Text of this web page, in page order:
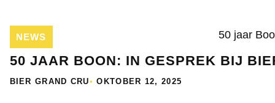
NEWS
50 JAAR BOON: IN GESPREK BIJ
BIER GRAND CRU•OKTOBER 12, 2025